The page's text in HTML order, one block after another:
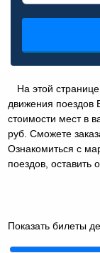
На этой
движения поездов
стоимости мест в
руб. Сможете
Ознакомиться с
поездов, оставить
Показать билеты